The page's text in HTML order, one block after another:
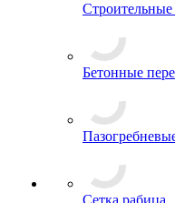
Строительные
Бетонные
Сетка рабица